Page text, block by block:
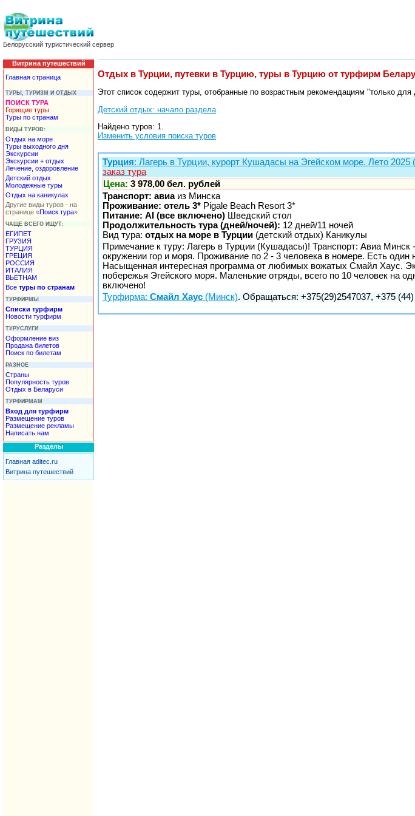
Белорусский туристический сервер
Витрина путешествий
Главная страница
ТУРЫ, ТУРИЗМ И ОТДЫХ
ПОИСК ТУРА
Горящие туры
Туры по странам
ВИДЫ ТУРОВ:
Отдых на море
Туры выходного дня
Экскурсии
Экскурсии + отдых
Лечение, оздоровление
Детский отдых
Молодежные туры
Отдых на каникулах
Другие виды туров - на
странице «Поиск тура»
ЧАЩЕ ВСЕГО ИЩУТ:
ЕГИПЕТ
ГРУЗИЯ
ТУРЦИЯ
ГРЕЦИЯ
РОССИЯ
ИТАЛИЯ
ВЬЕТНАМ
Все туры по странам
ТУРФИРМЫ
Списки турфирм
Новости турфирм
ТУРУСЛУГИ
Оформление виз
Продажа билетов
Поиск по билетам
РАЗНОЕ
Страны
Популярность туров
Отдых в Беларуси
ТУРФИРМАМ
Вход для турфирм
Размещение туров
Размещение рекламы
Написать нам
Разделы
Главная aditec.ru
Витрина путешествий
Отдых в Турции, путевки в Турцию, туры в Турцию от турфирм
Этот список содержит туры, отобранные по возрастным рекомендациям "только для
Детский отдых: начало раздела
Найдено туров: 1.
Изменить условия поиска туров
Турция: Лагерь в Турции, курорт Кушадасы на Эгейском море. Лето
заказ тура
Цена: 3 978,00 бел. рублей
Транспорт: авиаиз Минска
Проживание: отель 3* Pigale Beach Resort 3*
Питание: AI (все включено) Шведский стол
Продолжительность тура (дней/ночей): 12 дней/11 ночей
Вид тура: отдых на море в Турции (детский отдых) Каникулы
Примечание к туру: Лагерь в Турции (Кушадасы)! Транспорт: Авиа
окружении гор и моря. Проживание по 2 - 3 человека в номере. Есть
Насыщенная интересная программа от любимых вожатых Смайл Хаус.
побережья Эгейского моря. Маленькие отряды, всего по 10 человек на
включено!
Турфирма: Смайл Хаус (Минск). Обращаться: +375(29)2547037, +375